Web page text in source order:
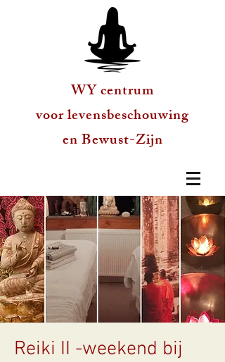
WY centrum
voor levensbeschouwing
en Bewust-Zijn
Reiki II -weekend bij